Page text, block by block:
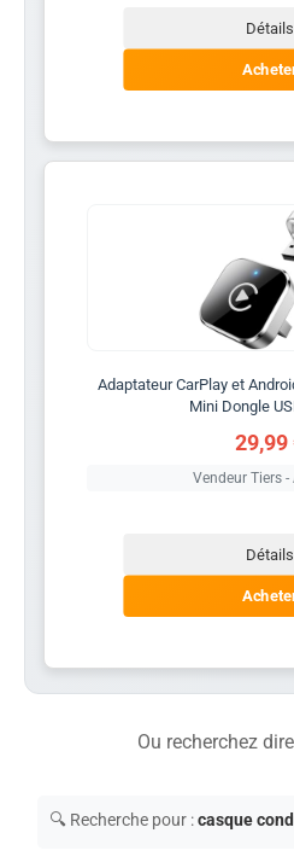
Détails
Adaptateur CarPlay et
Mini Dongle
29,99
Vendeur Tiers
Détails
Ou recherchez
🔍 Recherche pour :casque